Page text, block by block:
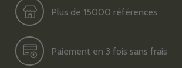
Plus de 15000 références
Paiement en 3 fois sans frais